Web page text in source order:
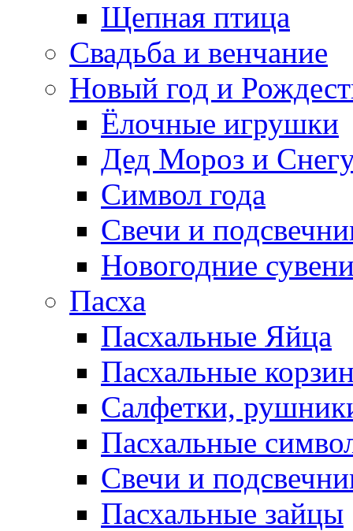
Щепная птица
Свадьба и венчание
Новый год и
Ёлочные игрушки
Дед Мороз и
Символ года
Свечи и
Новогодние
Пасха
Пасхальные Яйца
Пасхальные
Салфетки,
Пасхальные
Свечи и
Пасхальные зайцы